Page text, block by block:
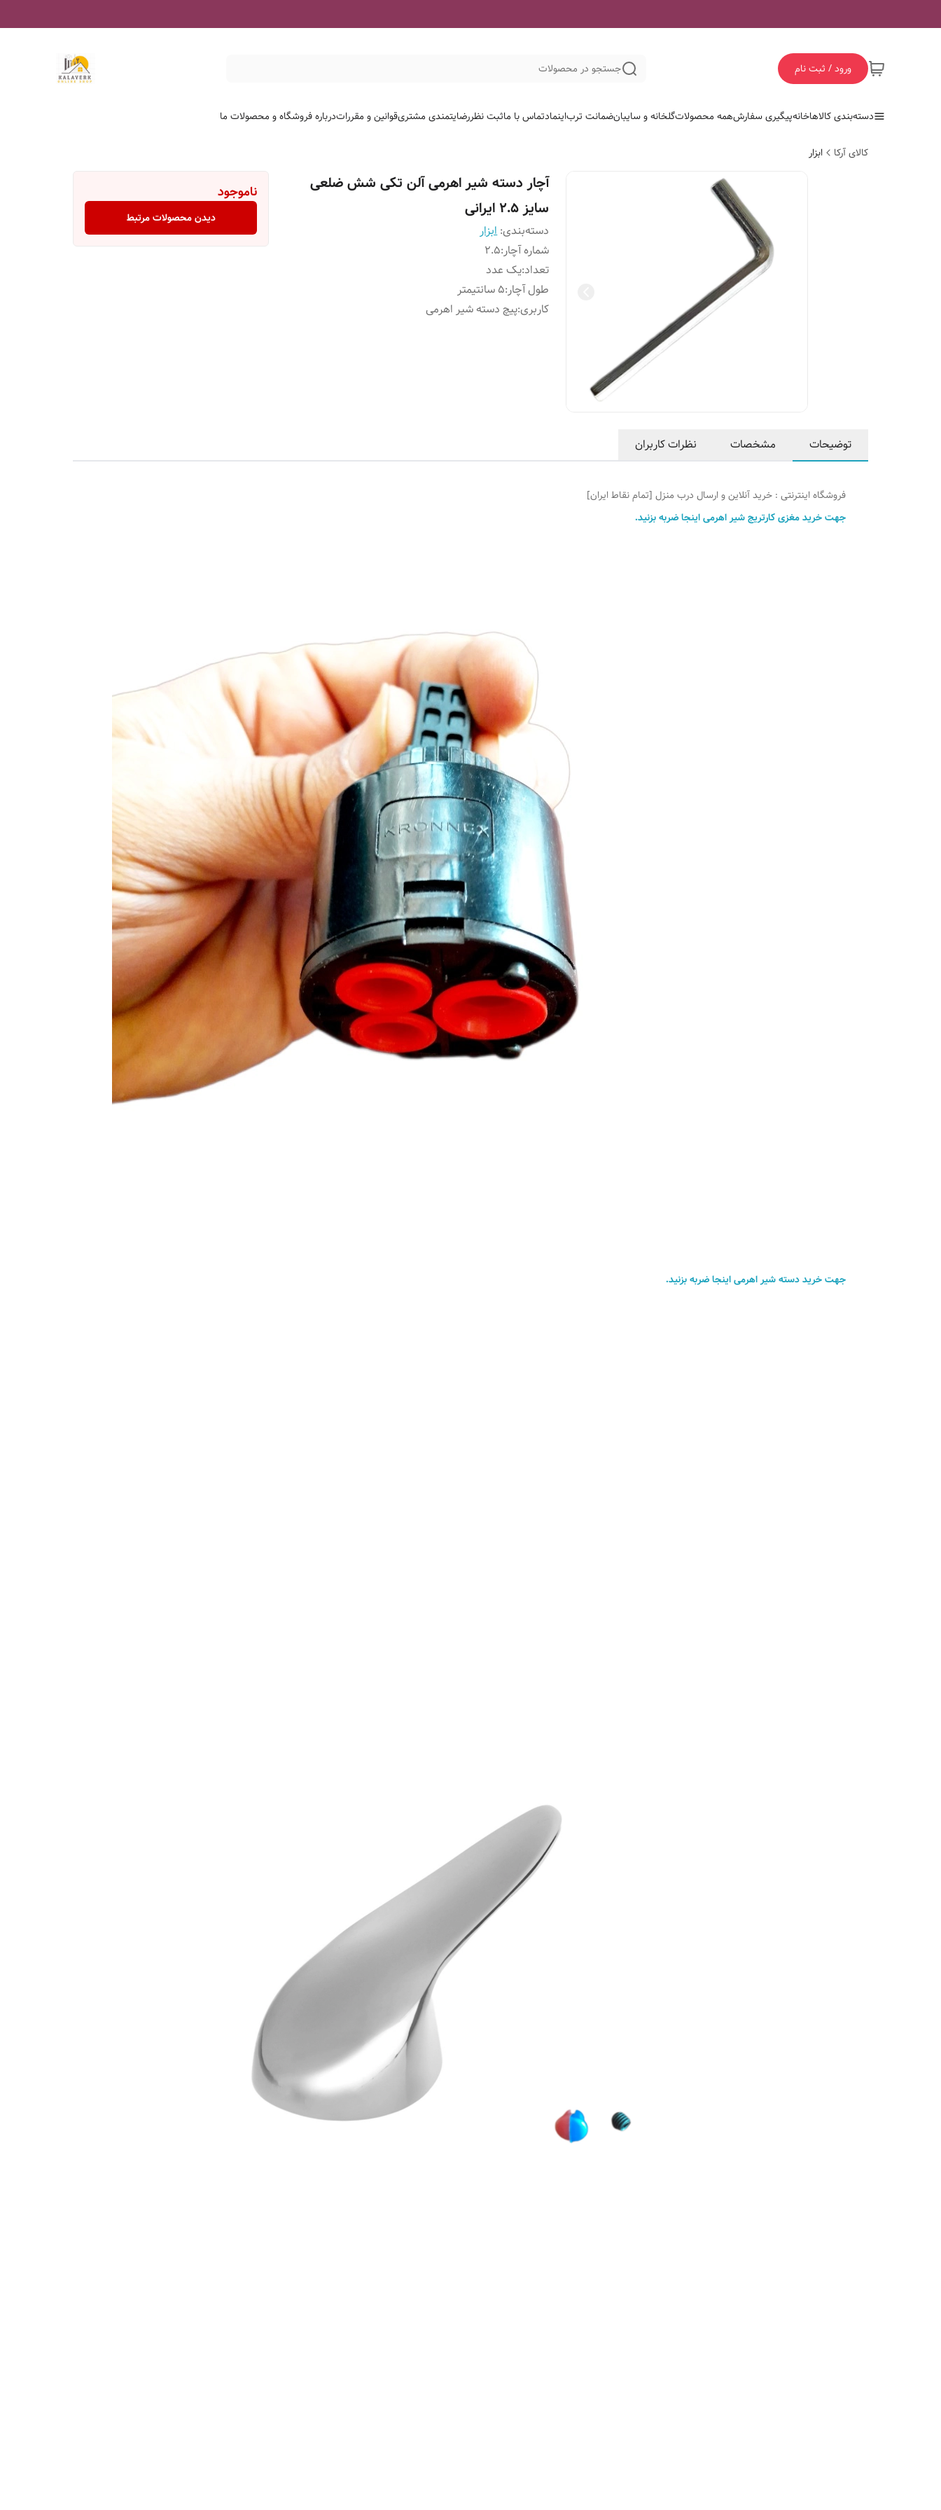
ورود / ثبت نام جستجو در محصولات
دسته‌بندی کالاهاخانهپیگیری سفارشهمه محصولاتگلخانه و سایبانضمانت ترباینمادتماس با ماثبت نظررضایتمندی مشتریقوانین و مقرراتدرباره فروشگاه و محصولات ما
کالای آرکا ابزار
آچار دسته شیر اهرمی آلن تکی شش ضلعی
سایز ۲.۵ ایرانی
دسته‌بندی:ابزار
شماره آچار:۲.۵
تعداد:یک عدد
طول آچار:۵ سانتیمتر
کاربری:پیچ دسته شیر اهرمی
ناموجود
دیدن محصولات مرتبط
توضیحات مشخصات نظرات کاربران
فروشگاه اینترنتی : خرید آنلاین و ارسال درب منزل [تمام نقاط ایران]
جهت خرید مغزی کارتریج شیر اهرمی اینجا ضربه بزنید.
جهت خرید دسته شیر اهرمی اینجا ضربه بزنید.